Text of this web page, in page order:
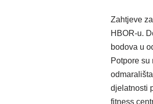
Zahtjeve
HBOR-u.
bodova u
Potpore
djelatnosti
fitness